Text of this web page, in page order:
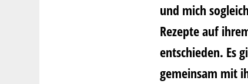
und mich
Rezepte auf
entschieden. Es
gemeinsam mit